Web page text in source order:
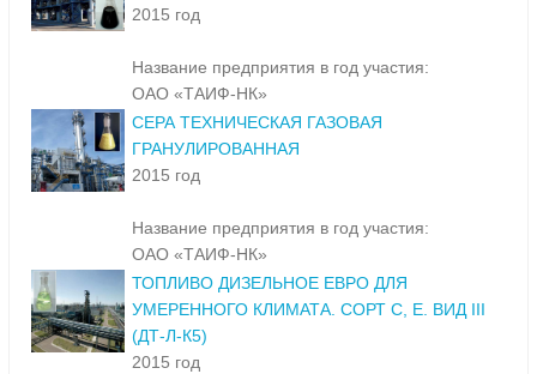
2015 год
Название предприятия в год участия:
ОАО «ТАИФ-НК»
СЕРА ТЕХНИЧЕСКАЯ ГАЗОВАЯ
ГРАНУЛИРОВАННАЯ
2015 год
Название предприятия в год участия:
ОАО «ТАИФ-НК»
ТОПЛИВО ДИЗЕЛЬНОЕ ЕВРО ДЛЯ
УМЕРЕННОГО КЛИМАТА. СОРТ С, Е. ВИД III
(ДТ-Л-К5)
2015 год